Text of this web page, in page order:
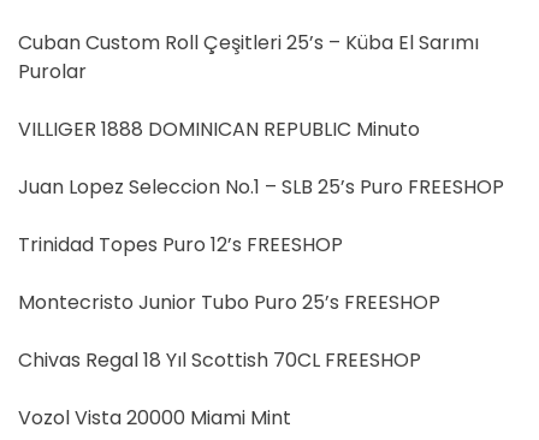
Cuban Custom Roll Çeşitleri 25’s – Küba El Sarımı
Purolar
VILLIGER 1888 DOMINICAN REPUBLIC Minuto
Juan Lopez Seleccion No.1 – SLB 25’s Puro FREESHOP
Trinidad Topes Puro 12’s FREESHOP
Montecristo Junior Tubo Puro 25’s FREESHOP
Chivas Regal 18 Yıl Scottish 70CL FREESHOP
Vozol Vista 20000 Miami Mint